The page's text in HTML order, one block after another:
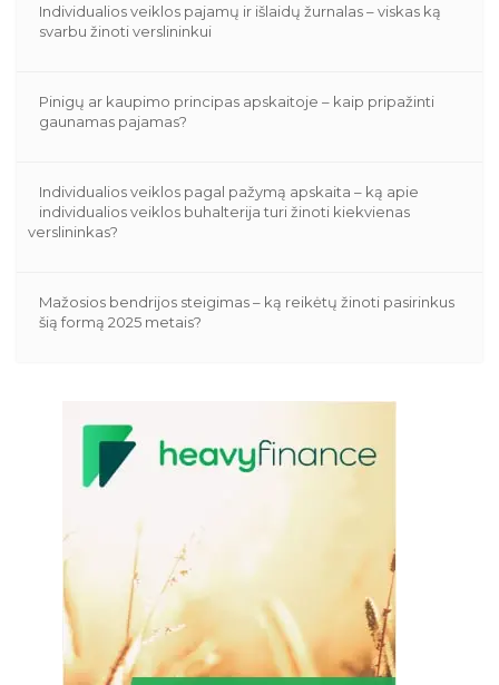
Individualios veiklos pajamų ir išlaidų žurnalas – viskas ką
svarbu žinoti verslininkui
Pinigų ar kaupimo principas apskaitoje – kaip pripažinti
gaunamas pajamas?
Individualios veiklos pagal pažymą apskaita – ką apie
individualios veiklos buhalterija turi žinoti kiekvienas
verslininkas?
Mažosios bendrijos steigimas – ką reikėtų žinoti pasirinkus
šią formą 2025 metais?